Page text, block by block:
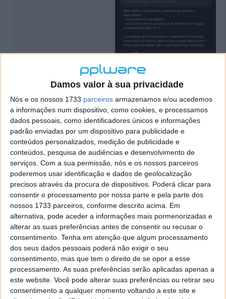
Damos valor à sua privacidade
Nós e os nossos 1733 parceiros armazenamos e/ou acedemos
a informações num dispositivo, como cookies, e processamos
dados pessoais, como identificadores únicos e informações
padrão enviadas por um dispositivo para publicidade e
conteúdos personalizados, medição de publicidade e
conteúdos, pesquisa de audiências e desenvolvimento de
serviços. Com a sua permissão, nós e os nossos parceiros
poderemos usar identificação e dados de geolocalização
precisos através da procura de dispositivos. Poderá clicar para
consentir o processamento por nossa parte e pela parte dos
nossos 1733 parceiros, conforme descrito acima. Em
alternativa, pode aceder a informações mais pormenorizadas e
alterar as suas preferências antes de consentir ou recusar o
consentimento. Tenha em atenção que algum processamento
dos seus dados pessoais poderá não exigir o seu
consentimento, mas que tem o direito de se opor a esse
processamento. As suas preferências serão aplicadas apenas a
este website. Você pode alterar suas preferências ou retirar seu
consentimento a qualquer momento voltando a este site e
Evento Apple marcado para dia 7 de setembro?
Diz-se que a Apple está a planear um evento especial
para 7 de setembro, onde anunciará o iPhone 14 e o
novo hardware do Apple Watch. Também neste
evento, é esperado que a Apple anuncie a data de
lançamento do iOS 16, watchOS 9, e tvOS 16 (todos
estes já com a beta 7 disponível).
Se a história for um precedente, o iOS 16 será
provavelmente lançado algures durante a semana de
12 de setembro.
Este artigo tem mais de um ano